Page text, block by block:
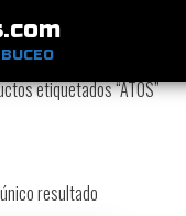
etiquetados “ATOS”
resultado